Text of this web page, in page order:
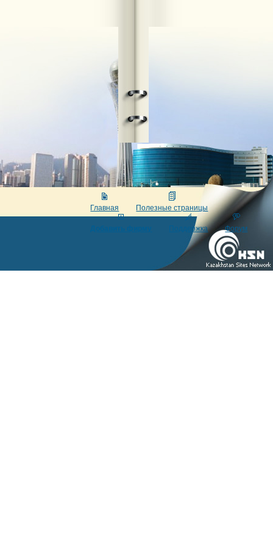
Главная Полезные страницы
Добавить фирму Поддержка Форум